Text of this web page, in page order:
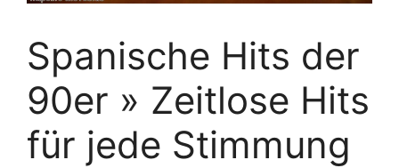
Spanische Hits der
90er » Zeitlose Hits
für jede Stimmung